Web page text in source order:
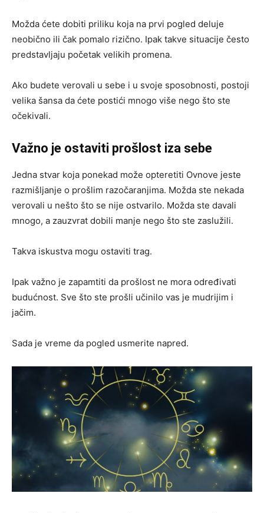
Možda ćete dobiti priliku koja na prvi pogled deluje
neobično ili čak pomalo rizično. Ipak takve situacije često
predstavljaju početak velikih promena.
Ako budete verovali u sebe i u svoje sposobnosti, postoji
velika šansa da ćete postići mnogo više nego što ste
očekivali.
Važno je ostaviti prošlost iza sebe
Jedna stvar koja ponekad može opteretiti Ovnovе jeste
razmišljanje o prošlim razočaranjima. Možda ste nekada
verovali u nešto što se nije ostvarilo. Možda ste davali
mnogo, a zauzvrat dobili manje nego što ste zaslužili.
Takva iskustva mogu ostaviti trag.
Ipak važno je zapamtiti da prošlost ne mora određivati
budućnost. Sve što ste prošli učinilo vas je mudrijim i
jačim.
Sada je vreme da pogled usmerite napred.